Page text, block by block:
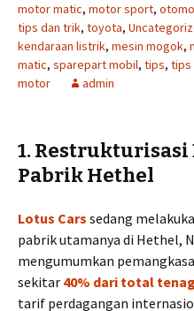
motor matic, motor sport,
tips dan trik, toyota,
kendaraan listrik, mesin mogok,
matic, sparepart mobil, tips, tips
motor
admin
1. Restrukturisasi
Pabrik Hethel
Lotus Cars sedang
pabrik utamanya di Hethel,
mengumumkan
sekitar 40% dari total
tarif perdagangan